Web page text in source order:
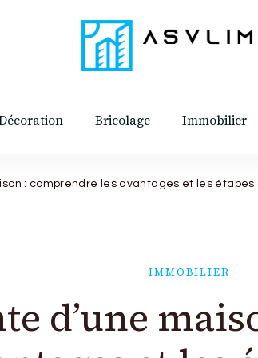
Bricolage Immobilier
: comprendre les avantages et les étapes
IMMOBILIER
d’une